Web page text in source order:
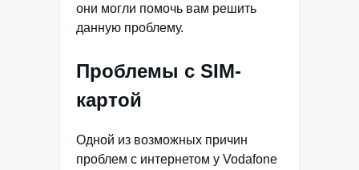
они могли помочь вам решить
данную проблему.
Проблемы с SIM-
картой
Одной из возможных причин
проблем с интернетом у Vodafone